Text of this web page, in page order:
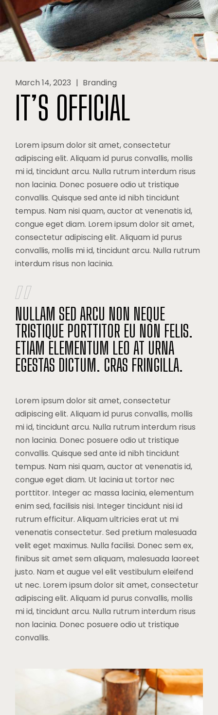
March 14, 2023 Branding
IT’S OFFICIAL
Lorem ipsum dolor sit amet, consectetur
adipiscing elit. Aliquam id purus convallis, mollis
mi id, tincidunt arcu. Nulla rutrum interdum risus
non lacinia. Donec posuere odio ut tristique
convallis. Quisque sed ante id nibh tincidunt
tempus. Nam nisi quam, auctor at venenatis id,
congue eget diam. Lorem ipsum dolor sit amet,
consectetur adipiscing elit. Aliquam id purus
convallis, mollis mi id, tincidunt arcu. Nulla rutrum
interdum risus non lacinia.
NULLAM SED ARCU NON NEQUE
TRISTIQUE PORTTITOR EU NON FELIS.
ETIAM ELEMENTUM LEO AT URNA
EGESTAS DICTUM. CRAS FRINGILLA.
Lorem ipsum dolor sit amet, consectetur
adipiscing elit. Aliquam id purus convallis, mollis
mi id, tincidunt arcu. Nulla rutrum interdum risus
non lacinia. Donec posuere odio ut tristique
convallis. Quisque sed ante id nibh tincidunt
tempus. Nam nisi quam, auctor at venenatis id,
congue eget diam. Ut lacinia ut tortor nec
porttitor. Integer ac massa lacinia, elementum
enim sed, facilisis nisi. Integer tincidunt nisi id
rutrum efficitur. Aliquam ultricies erat ut mi
venenatis consectetur. Sed pretium malesuada
velit eget maximus. Nulla facilisi. Donec sem ex,
finibus sit amet sem aliquam, malesuada laoreet
justo. Nam et augue vel elit vestibulum eleifend
ut nec. Lorem ipsum dolor sit amet, consectetur
adipiscing elit. Aliquam id purus convallis, mollis
mi id, tincidunt arcu. Nulla rutrum interdum risus
non lacinia. Donec posuere odio ut tristique
convallis.